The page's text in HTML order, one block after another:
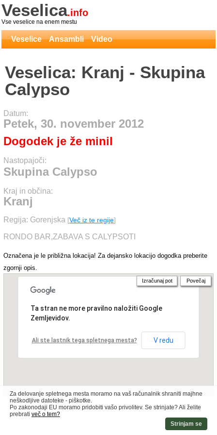
Veselica.info
Vse veselice na enem mestu
Veselice Ansambli Video
Veselica: Kranj - Skupina
Calypso
Datum:
Petek, 30. november 2012
Dogodek je že minil
Nastopajoči:
Skupina Calypso
Kraj in občina:
Kranj
Regija: Gorenjska [Več iz te regije]
RONDO BAR,ZABAVA S CALYPSOTI
Označena je le približna lokacija! Za dejansko lokacijo dogodka preberite
zgornji opis.
Ta stran ne more pravilno naložiti Google
Zemljevidov.
Ali ste lastnik tega spletnega mesta? V redu
Izračunaj pot Povečaj
Za delovanje spletnega mesta moramo na vaš računalnik shraniti majhne
neškodljive datoteke - piškotke.
Po zakonodaji EU moramo pridobiti vašo privolitev. Se strinjate? Ali želite
prebrati več o tem?
Strinjam se